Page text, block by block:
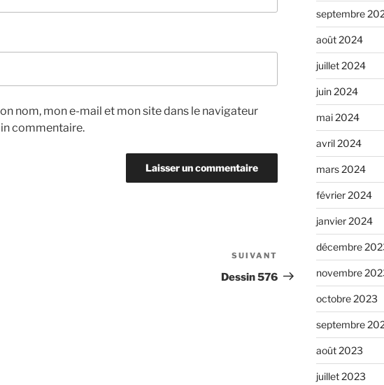
nom, mon e-mail et mon site dans le navigateur
commentaire.
suivant
SUIVANT
Dessin 576
septembre
août 2024
juillet 2024
juin 2024
mai 2024
avril 2024
mars 2024
février 2024
janvier 2024
décembre
novembre
octobre 2023
septembre
août 2023
juillet 2023